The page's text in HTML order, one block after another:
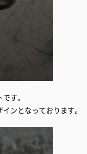
す。
ンとなっております。